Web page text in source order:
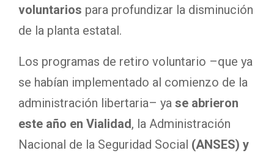
voluntarios para profundizar la disminución
de la planta estatal.
Los programas de retiro voluntario –que ya
se habían implementado al comienzo de la
administración libertaria– ya se abrieron
este año en Vialidad, la Administración
Nacional de la Seguridad Social (ANSES) y